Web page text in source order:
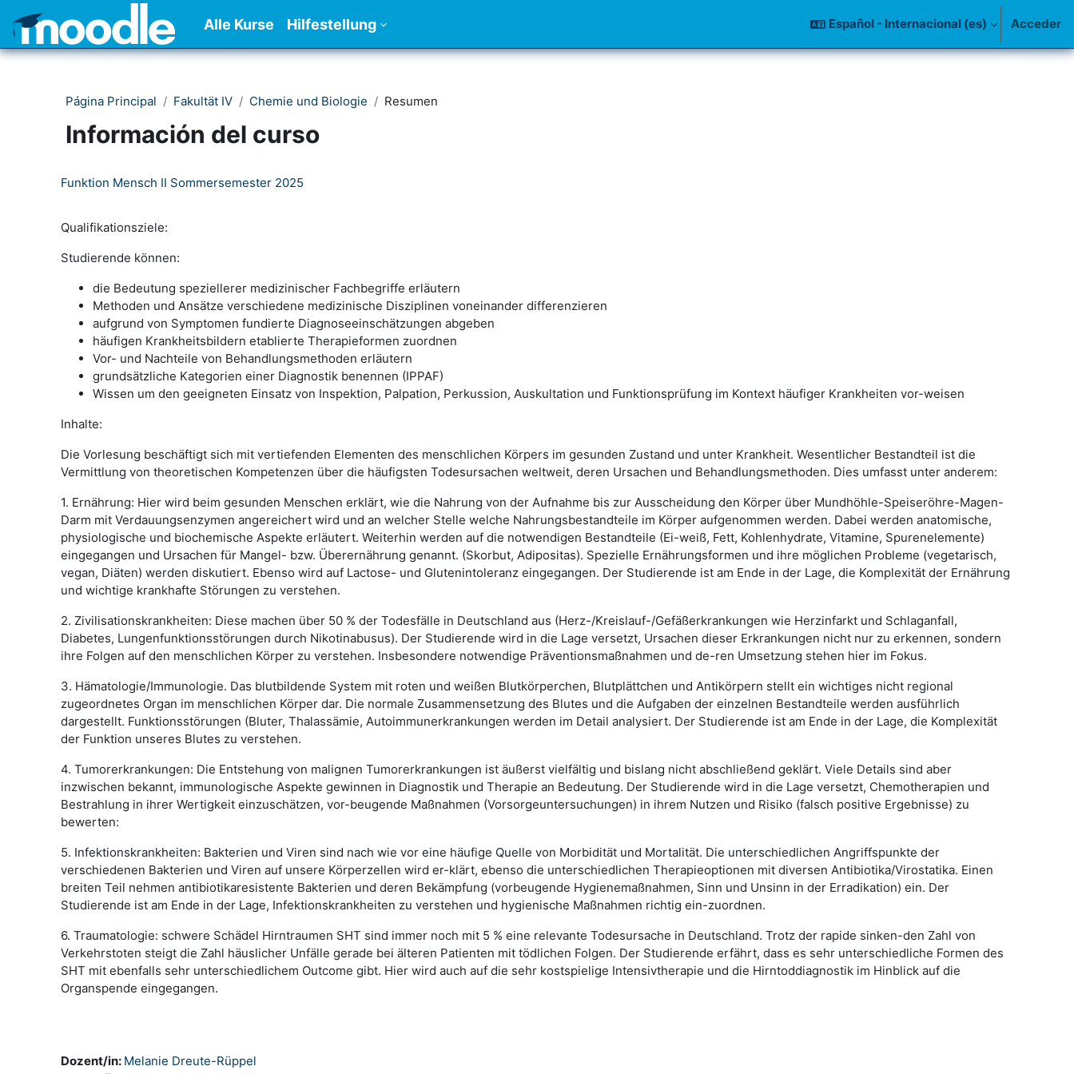
Salta al contenido principal
Alle Kurse Hilfestellung Español - Internacional ‎(es)‎ Acceder
Página Principal Fakultät IV Chemie und Biologie Resumen
Información del curso
Funktion Mensch II Sommersemester 2025
Qualifikationsziele:
Studierende können:
die Bedeutung speziellerer medizinischer Fachbegriffe erläutern
Methoden und Ansätze verschiedene medizinische Disziplinen voneinander differenzieren
aufgrund von Symptomen fundierte Diagnoseeinschätzungen abgeben
häufigen Krankheitsbildern etablierte Therapieformen zuordnen
Vor- und Nachteile von Behandlungsmethoden erläutern
grundsätzliche Kategorien einer Diagnostik benennen (IPPAF)
Wissen um den geeigneten Einsatz von Inspektion, Palpation, Perkussion, Auskultation und Funktionsprüfung im Kontext häufiger Krankheiten vor-weisen
Inhalte:
Die Vorlesung beschäftigt sich mit vertiefenden Elementen des menschlichen Körpers im gesunden Zustand und unter Krankheit. Wesentlicher Bestandteil ist die
Vermittlung von theoretischen Kompetenzen über die häufigsten Todesursachen weltweit, deren Ursachen und Behandlungsmethoden. Dies umfasst unter anderem:
1. Ernährung: Hier wird beim gesunden Menschen erklärt, wie die Nahrung von der Aufnahme bis zur Ausscheidung den Körper über Mundhöhle-Speiseröhre-Magen-
Darm mit Verdauungsenzymen angereichert wird und an welcher Stelle welche Nahrungsbestandteile im Körper aufgenommen werden. Dabei werden anatomische,
physiologische und biochemische Aspekte erläutert. Weiterhin werden auf die notwendigen Bestandteile (Ei-weiß, Fett, Kohlenhydrate, Vitamine, Spurenelemente)
eingegangen und Ursachen für Mangel- bzw. Überernährung genannt. (Skorbut, Adipositas). Spezielle Ernährungsformen und ihre möglichen Probleme (vegetarisch,
vegan, Diäten) werden diskutiert. Ebenso wird auf Lactose- und Glutenintoleranz eingegangen. Der Studierende ist am Ende in der Lage, die Komplexität der Ernährung
und wichtige krankhafte Störungen zu verstehen.
2. Zivilisationskrankheiten: Diese machen über 50 % der Todesfälle in Deutschland aus (Herz-/Kreislauf-/Gefäßerkrankungen wie Herzinfarkt und Schlaganfall,
Diabetes, Lungenfunktionsstörungen durch Nikotinabusus). Der Studierende wird in die Lage versetzt, Ursachen dieser Erkrankungen nicht nur zu erkennen, sondern
ihre Folgen auf den menschlichen Körper zu verstehen. Insbesondere notwendige Präventionsmaßnahmen und de-ren Umsetzung stehen hier im Fokus.
3. Hämatologie/Immunologie. Das blutbildende System mit roten und weißen Blutkörperchen, Blutplättchen und Antikörpern stellt ein wichtiges nicht regional
zugeordnetes Organ im menschlichen Körper dar. Die normale Zusammensetzung des Blutes und die Aufgaben der einzelnen Bestandteile werden ausführlich
dargestellt. Funktionsstörungen (Bluter, Thalassämie, Autoimmunerkrankungen werden im Detail analysiert. Der Studierende ist am Ende in der Lage, die Komplexität
der Funktion unseres Blutes zu verstehen.
4. Tumorerkrankungen: Die Entstehung von malignen Tumorerkrankungen ist äußerst vielfältig und bislang nicht abschließend geklärt. Viele Details sind aber
inzwischen bekannt, immunologische Aspekte gewinnen in Diagnostik und Therapie an Bedeutung. Der Studierende wird in die Lage versetzt, Chemotherapien und
Bestrahlung in ihrer Wertigkeit einzuschätzen, vor-beugende Maßnahmen (Vorsorgeuntersuchungen) in ihrem Nutzen und Risiko (falsch positive Ergebnisse) zu
bewerten:
5. Infektionskrankheiten: Bakterien und Viren sind nach wie vor eine häufige Quelle von Morbidität und Mortalität. Die unterschiedlichen Angriffspunkte der
verschiedenen Bakterien und Viren auf unsere Körperzellen wird er-klärt, ebenso die unterschiedlichen Therapieoptionen mit diversen Antibiotika/Virostatika. Einen
breiten Teil nehmen antibiotikaresistente Bakterien und deren Bekämpfung (vorbeugende Hygienemaßnahmen, Sinn und Unsinn in der Erradikation) ein. Der
Studierende ist am Ende in der Lage, Infektionskrankheiten zu verstehen und hygienische Maßnahmen richtig ein-zuordnen.
6. Traumatologie: schwere Schädel Hirntraumen SHT sind immer noch mit 5 % eine relevante Todesursache in Deutschland. Trotz der rapide sinken-den Zahl von
Verkehrstoten steigt die Zahl häuslicher Unfälle gerade bei älteren Patienten mit tödlichen Folgen. Der Studierende erfährt, dass es sehr unterschiedliche Formen des
SHT mit ebenfalls sehr unterschiedlichem Outcome gibt. Hier wird auch auf die sehr kostspielige Intensivtherapie und die Hirntoddiagnostik im Hinblick auf die
Organspende eingegangen.
Dozent/in: Melanie Dreute-Rüppel